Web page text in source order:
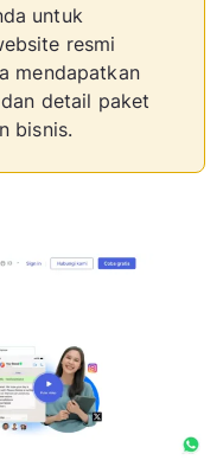
hingga
menengah
untuk
resmi
mendapatkan
detail paket
bisnis.